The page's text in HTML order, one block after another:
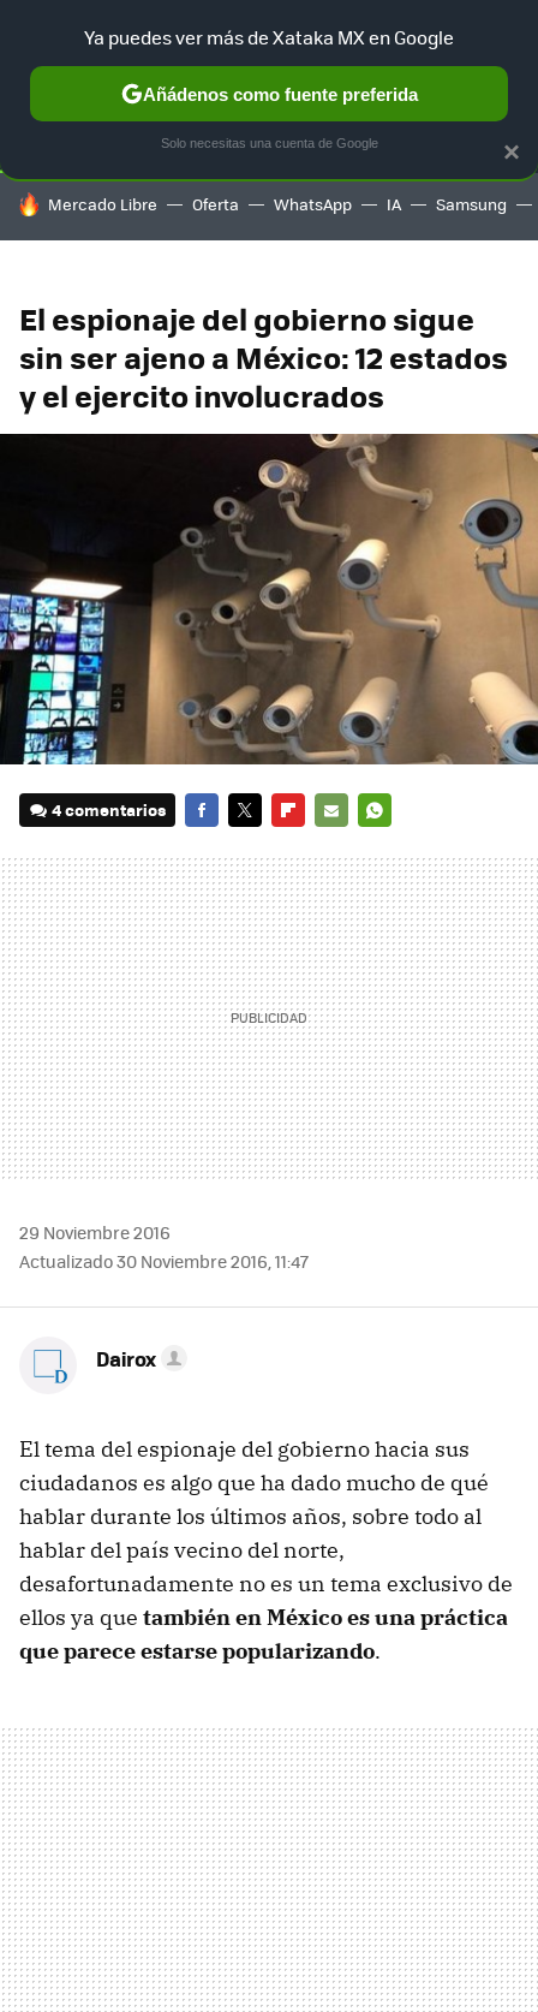
SELECCIÓN GAMING HOME AUTO TERRITORIO
HOY SE HABLA DE
Mercado Libre Oferta WhatsApp IA Samsung
El espionaje del gobierno sigue
sin ser ajeno a México: 12 estados
y el ejercito involucrados
4 comentarios
MAIL
29 Noviembre 2016
Actualizado 30 Noviembre 2016, 11:47
Dairox
El tema del espionaje del gobierno hacia sus
ciudadanos es algo que ha dado mucho de qué
hablar durante los últimos años, sobre todo al
hablar del país vecino del norte,
desafortunadamente no es un tema exclusivo de
ellos ya que también en México es una práctica
que parece estarse popularizando.
×
Ya puedes ver más de Xataka MX en Google
Añádenos como fuente preferida
Solo necesitas una cuenta de Google